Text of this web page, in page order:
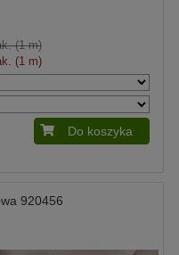
(1 m)
(1 m)
Do koszyka
920456